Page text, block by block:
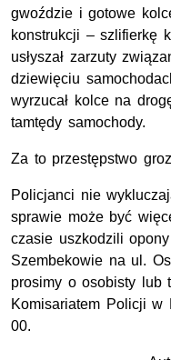
gwoździe i gotowe
konstrukcji – szlifierkę
usłyszał zarzuty
dziewięciu
wyrzucał kolce na
tamtędy samochody.
Za to przestępstwo
Policjanci nie
sprawie może być
czasie uszkodzili
Szembekowie na ul.
prosimy o osobisty lub
Komisariatem Policji
00.